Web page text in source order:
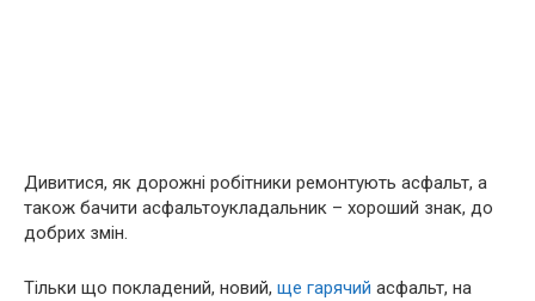
Дивитися, як дорожні робітники ремонтують асфальт, а
також бачити асфальтоукладальник – хороший знак, до
добрих змін.
Тільки що покладений, новий, ще гарячий асфальт, на